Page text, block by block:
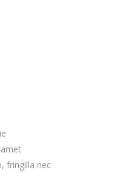
fringilla nec